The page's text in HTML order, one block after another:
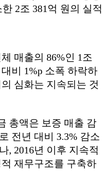
2조 381억 원의 실적
매출의 86%인 1조
비 1%p 소폭 하락하
심화는 지속되는 것
총액은 보증 매출 감
전년 대비 3.3% 감소
, 2016년 이후 지속적
재무구조를 구축하